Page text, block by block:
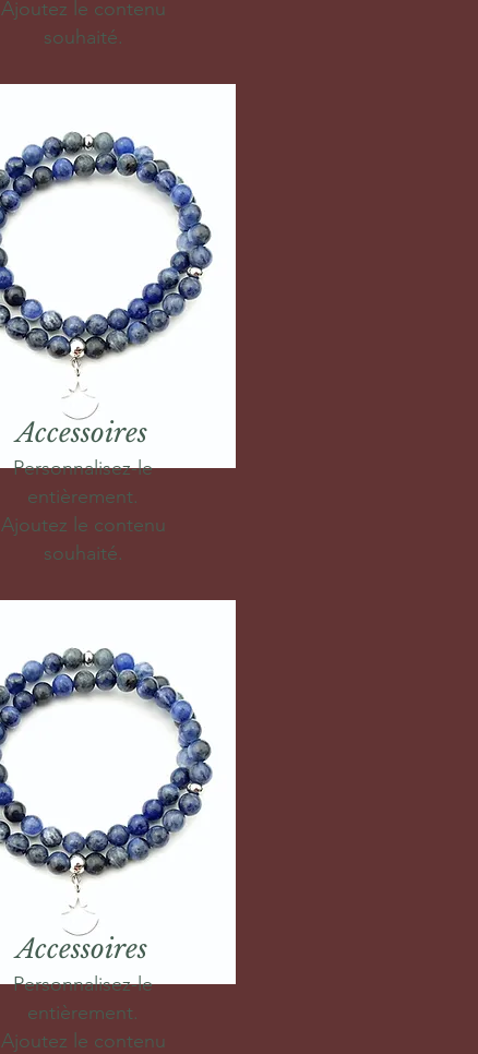
Ajoutez le contenu
souhaité.
Accessoires
Personnalisez-le
entièrement.
Ajoutez le contenu
souhaité.
Accessoires
Personnalisez-le
entièrement.
Ajoutez le contenu